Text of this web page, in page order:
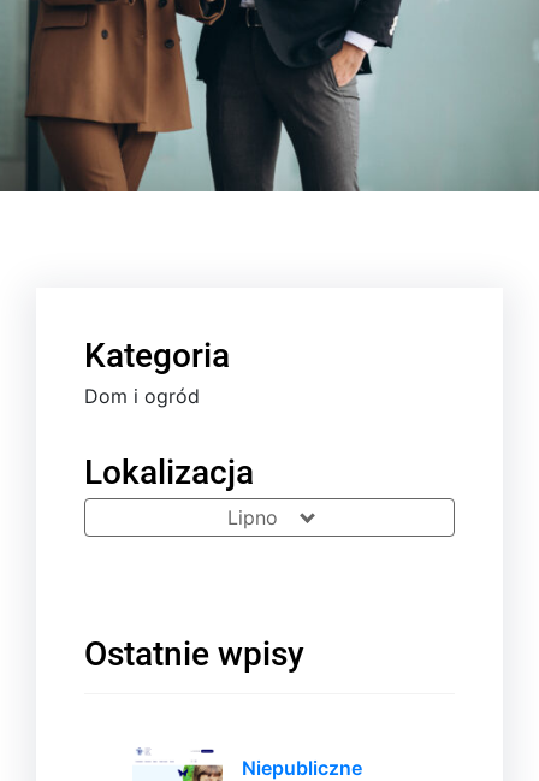
Kategoria
Dom i ogród
Lokalizacja
Lipno
Ostatnie wpisy
Niepubliczne